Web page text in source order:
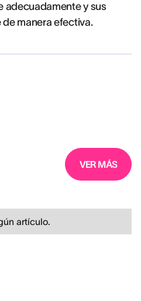
adecuadamente y sus
manera efectiva.
VER MÁS
artículo.